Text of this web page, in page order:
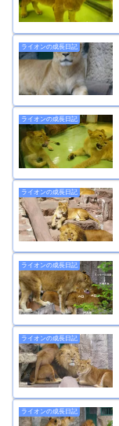
ライオンの成長日記
ライオンの成長日記
ライオンの成長日記
ライオンの成長日記
ライオンの成長日記
ライオンの成長日記